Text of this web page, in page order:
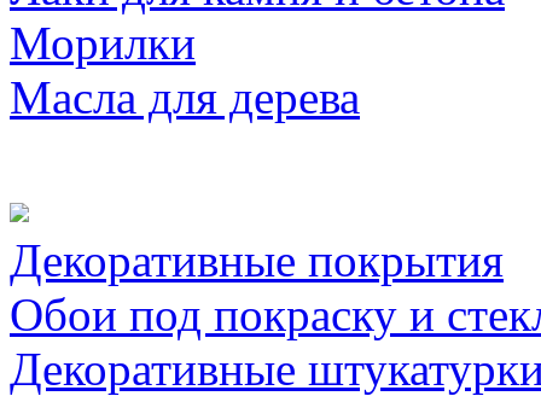
Морилки
Масла для дерева
Декоративные покрытия
Обои под покраску и
Декоративные